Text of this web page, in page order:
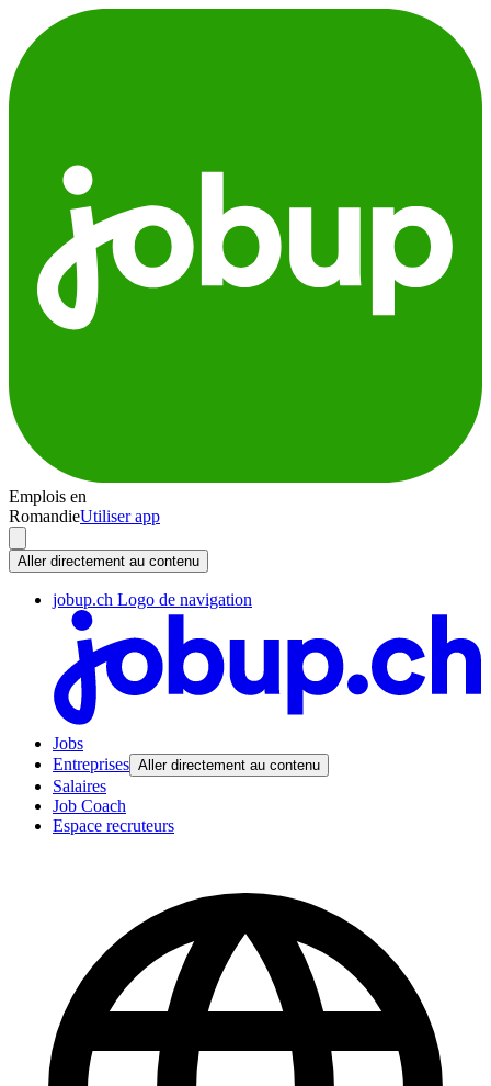
Emplois en
RomandieUtiliser app
Aller directement au contenu
jobup.ch Logo de navigation
Jobs
Entreprises Aller directement au contenu
Salaires
Job Coach
Espace recruteurs